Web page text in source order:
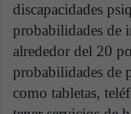
discapacidades
probabilidades de
alrededor del 20
probabilidades de
como tabletas,